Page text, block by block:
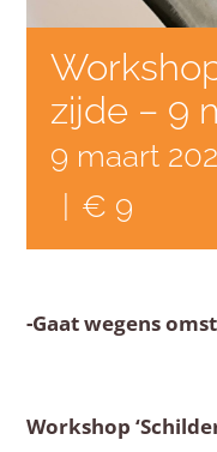
zijde – 9
9 maart
€ 9
-Gaat wegens
Workshop